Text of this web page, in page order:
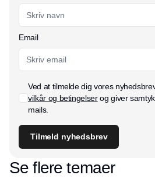
Email
Ved at tilmelde dig vores
vilkår og betingelserog giver
mails.
Tilmeld nyhedsbrev
Se flere temaer